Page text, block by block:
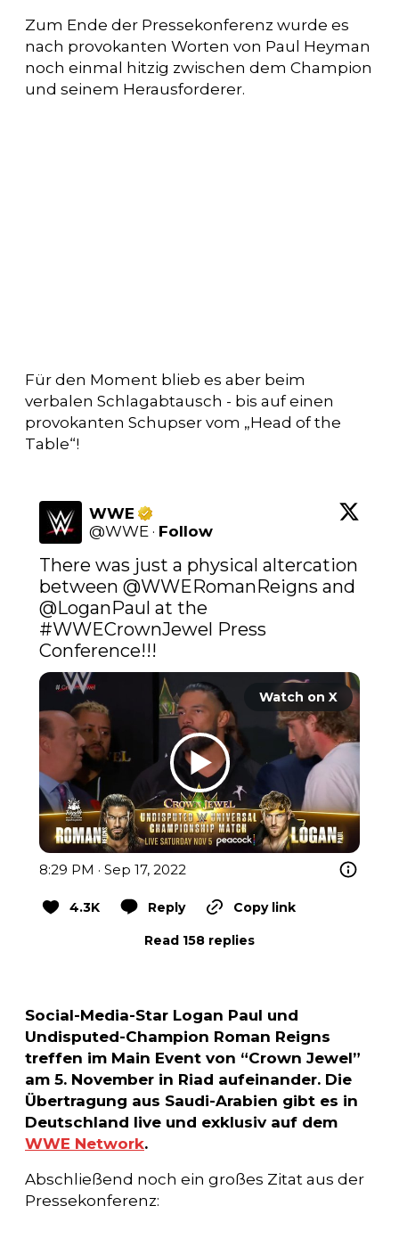
Zum Ende der Pressekonferenz wurde es
nach provokanten Worten von Paul Heyman
noch einmal hitzig zwischen dem Champion
und seinem Herausforderer.
Für den Moment blieb es aber beim
verbalen Schlagabtausch - bis auf einen
provokanten Schupser vom „Head of the
Table“!
WWE
@WWE · Follow
There was just a physical altercation
between @WWERomanReigns
@LoganPaul
#WWECrownJewel Press
Conference!!!
Watch on X
8:29 PM · Sep 17, 2022
4.3K Reply Copy link
Read 158 replies
Social-Media-Star Logan Paul und
Undisputed-Champion Roman Reigns
treffen im Main Event von “Crown Jewel”
am 5. November in Riad aufeinander. Die
Übertragung aus Saudi-Arabien gibt es in
Deutschland live und exklusiv auf dem
WWE Network.
Abschließend noch ein großes Zitat aus der
Pressekonferenz: